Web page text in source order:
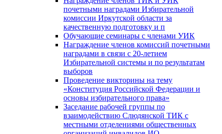
почетными наградами Избирательной
комиссии Иркутской области за
качественную подготовку и п
Обучающие семинары с членами УИК
Награждение членов комиссий почетными
наградами в связи с 20-летием
Избирательной системы и по результатам
выборов
Проведение викторины на тему
«Конституция Российской Федерации и
основы избирательного права»
Заседание рабочей группы по
взаимодействию Слюдянской ТИК с
местными отделениями общественных